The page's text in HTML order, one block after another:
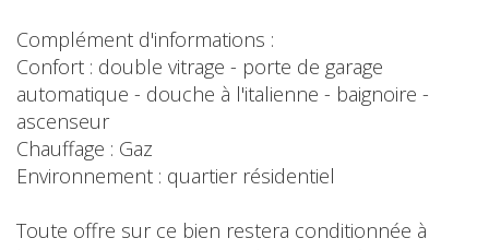
Complément d'informations :
Confort : double vitrage - porte de garage
automatique - douche à l'italienne - baignoire -
ascenseur
Chauffage : Gaz
Environnement : quartier résidentiel
Toute offre sur ce bien restera conditionnée à